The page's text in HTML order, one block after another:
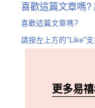
喜歡這篇文章嗎?
喜歡這篇文章嗎?
請按左上方的"Like"
更多易